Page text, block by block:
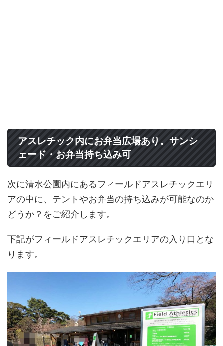
アスレチック内にお弁当広場あり。サンシ
ェード・お弁当持ち込み可
次に清水公園内にあるフィールドアスレチックエリ
アの中に、テントやお弁当の持ち込みが可能なのか
どうか？をご紹介します。
下記がフィールドアスレチックエリアの入り口とな
ります。